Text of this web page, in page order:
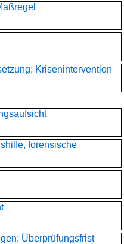
Krisenintervention
forensische
Überprüfungsfrist